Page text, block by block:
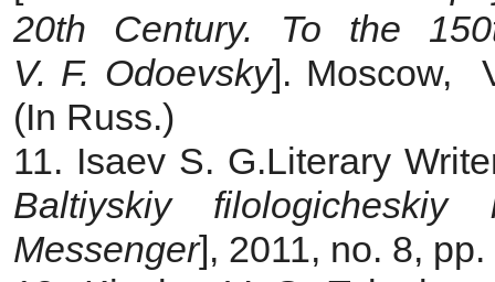
20th Century. To the
V. F. Odoevsky]. Moscow,
(In Russ.)
11. Isaev S. G.Literary
Baltiyskiy
Messenger], 2011, no. 8,